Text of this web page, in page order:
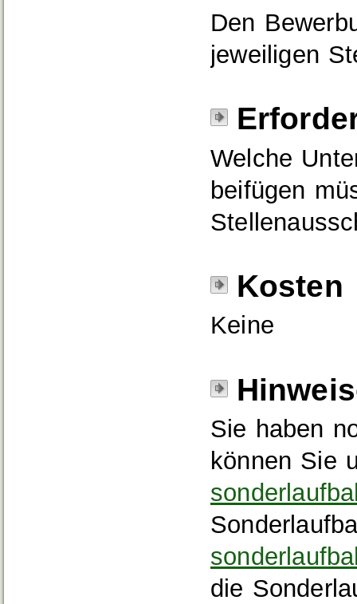
Den
jeweiligen
Welche
beifügen
Kosten
Keine
Sie haben
können Sie
die